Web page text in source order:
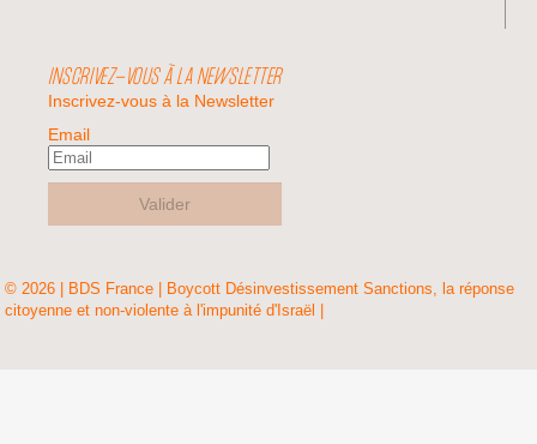
INSCRIVEZ-VOUS À LA NEWSLETTER
Inscrivez-vous à la Newsletter
Email
Valider
© 2026 | BDS France | Boycott Désinvestissement Sanctions, la réponse
citoyenne et non-violente à l'impunité d'Israël |